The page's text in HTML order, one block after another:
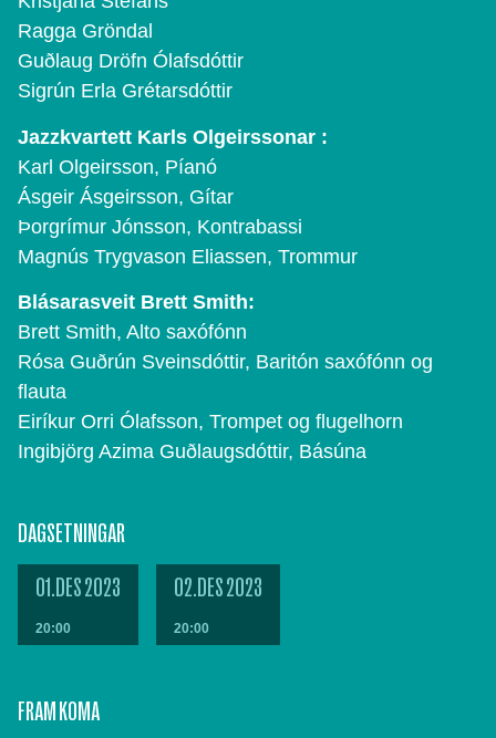
Ragga Gröndal
Guðlaug Dröfn Ólafsdóttir
Sigrún Erla Grétarsdóttir
Jazzkvartett Karls Olgeirssonar :
Karl Olgeirsson, Píanó
Ásgeir Ásgeirsson, Gítar
Þorgrímur Jónsson, Kontrabassi
Magnús Trygvason Eliassen, Trommur
Blásarasveit Brett Smith:
Brett Smith, Alto saxófónn
Rósa Guðrún Sveinsdóttir, Baritón saxófónn og
flauta
Eiríkur Orri Ólafsson, Trompet og flugelhorn
Ingibjörg Azima Guðlaugsdóttir, Básúna
DAGSETNINGAR
01.DES 2023
20:00
02.DES 2023
20:00
FRAM KOMA